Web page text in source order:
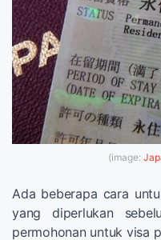
(image:
Ada beberapa cara
yang diperlukan
permohonan untuk visa